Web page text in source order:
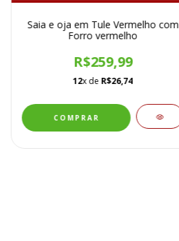
Saia e oja em Tule Vermelho com
Forro vermelho
R$259,99
12x de R$26,74